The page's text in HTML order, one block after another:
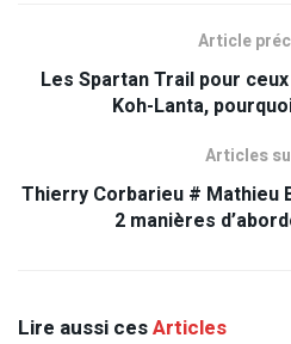
Article
Les Spartan Trail pour
Koh-Lanta,
Articles
Thierry Corbarieu # Mathieu
2 manières
Lire aussi cesArticles